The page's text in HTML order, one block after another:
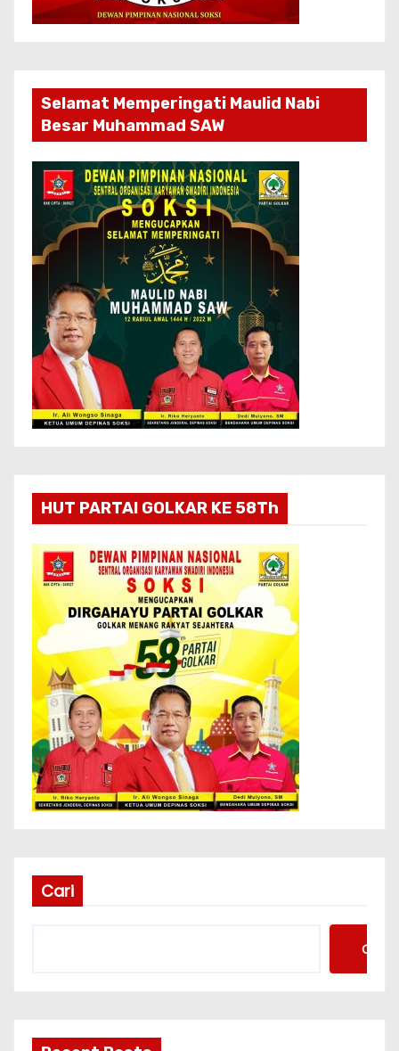
Selamat Memperingati Maulid Nabi
Besar Muhammad SAW
HUT PARTAI GOLKAR KE 58Th
Cari
Cari